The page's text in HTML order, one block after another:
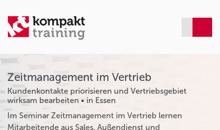
Zeitmanagement im Vertrieb
Kundenkontakte priorisieren und Vertriebsgebiet
wirksam bearbeiten • in Essen
Im Seminar Zeitmanagement im Vertrieb lernen
Mitarbeitende aus Sales, Außendienst und